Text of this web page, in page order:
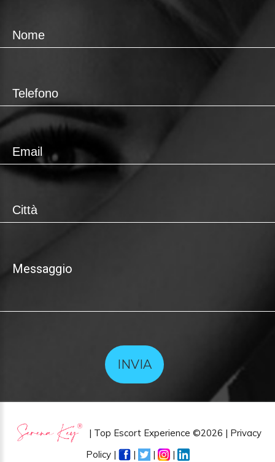
INVIA
| Top Escort Experience ©2026 | Privacy
Policy| | | |